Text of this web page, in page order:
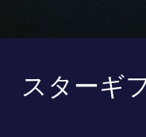
スターギ